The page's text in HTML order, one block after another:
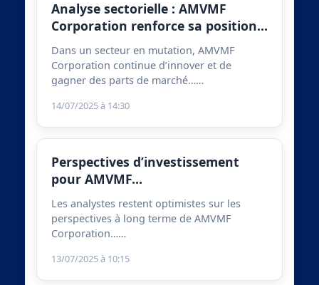
Analyse sectorielle : AMVMF
Corporation renforce sa position…
Dans un secteur en mutation, AMVMF
Corporation continue d’innover et de
gagner des parts de marché……
14/07/2025 à 14:30
Perspectives d’investissement
pour AMVMF…
Les analystes restent optimistes sur les
perspectives à long terme de AMVMF
Corporation……
13/07/2025 à 10:15